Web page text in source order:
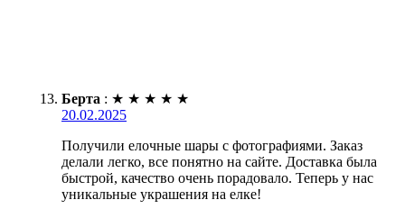
Берта : ★ ★ ★ ★ ★
20.02.2025
Получили елочные шары с фотографиями. Заказ
делали легко, все понятно на сайте. Доставка была
быстрой, качество очень порадовало. Теперь у нас
уникальные украшения на елке!